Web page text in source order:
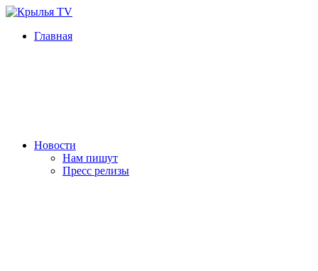
Главная
Новости
Нам пишут
Пресс релизы